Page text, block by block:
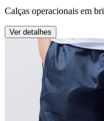
Calças operacionais em
Ver detalhes